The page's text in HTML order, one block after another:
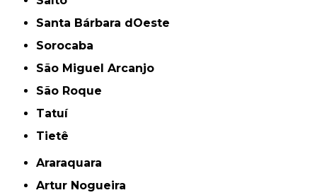
Santa Bárbara dOeste
Sorocaba
São Miguel Arcanjo
São Roque
Tatuí
Tietê
Araraquara
Artur Nogueira